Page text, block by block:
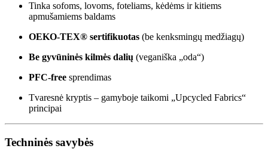
Tinka sofoms, lovoms, foteliams, kėdėms ir kitiems
apmušamiems baldams
OEKO-TEX® sertifikuotas (be kenksmingų medžiagų)
Be gyvūninės kilmės dalių (veganiška „oda“)
PFC-free sprendimas
Tvaresnė kryptis – gamyboje taikomi „Upcycled Fabrics“
principai
Techninės savybės